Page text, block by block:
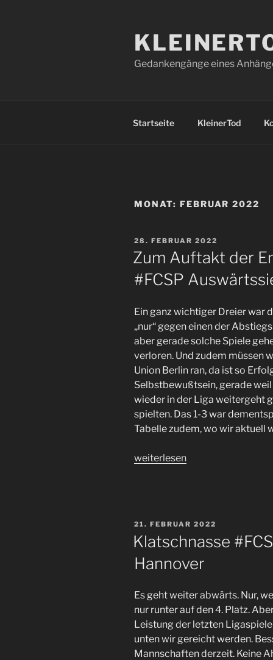
Gedankengänge eines
Startseite KleinerTod
MONAT: FEBRUAR 2022
VERÖFFENTLICHT
AM
28. FEBRUAR 2022
Zum Auftakt der
#FCSP
Ein ganz wichtiger Dreier war
„nur“ gegen einen der
aber gerade solche Spiele
verloren. Und zudem müssen
Union Berlin ran, da ist so
Selbstbewußtsein, gerade
wieder in der Liga weitergeht
spielten. Das 1-3 war
Tabelle zudem, wo wir aktuell
„Zum
der
#FCSP
Auswärtssieg
Ingolstadt“
weiterlesen
VERÖFFENTLICHT
21. FEBRUAR 2022
Klatschnasse
Hannover
Es geht weiter abwärts. Nur,
nur runter auf den 4. Platz.
Leistung der letzten
unten wir gereicht werden.
Mannschaften derzeit. Keine